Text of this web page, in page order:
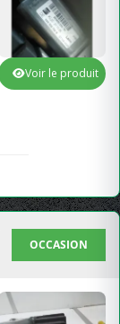
Voir le produit
OCCASION